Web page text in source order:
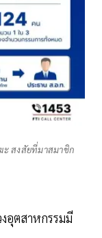
ะ สงสัยที่มาสมาชิก
อุตสาหกรรมมี